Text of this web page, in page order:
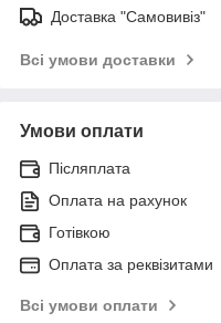
Доставка "Самовивіз"
Всі умови доставки
Умови оплати
Післяплата
Оплата на рахунок
Готівкою
Оплата за реквізитами
Всі умови оплати